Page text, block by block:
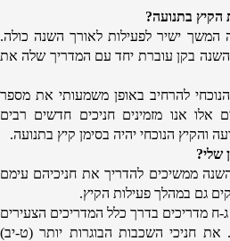
בתנועה?
המשך ישיר לפעילות לאורך השנה כולה.
בקן עוברת יחד עם המדריך שלה את
להרחיב באופן משמעותי את מספר
אלו אנו מזמינים חניכים חדשים רבים
והקיץ הנוכחי יהיה בסימן קיץ בתנועה.
שלי?
ממשיכים להדריך את חניכיהם עימם
גם במהלך פעילות הקיץ.
ח מדריכים בדרך כלל המדריכים הצעירים
את חניכי השכבות הבוגרות יותר (ט-יב)